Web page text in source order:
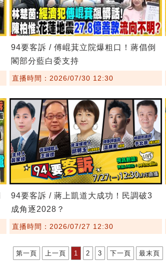
94要客訴 / 傅崐萁立院爆粗口！蔣倡倒
閣部分藍白委支持
直播時間：2026/07/30 12:30
94要客訴 / 蔣上凱道大成功！民調破3
成角逐2028？
直播時間：2026/07/27 12:30
第一頁 上一頁 1 2 3 下一頁 最末頁